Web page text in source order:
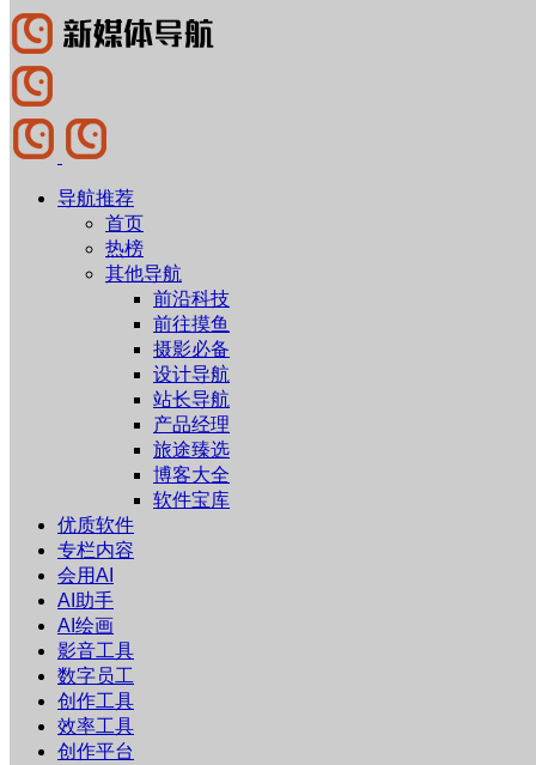
导航推荐
首页
热榜
其他导航
前沿科技
前往摸鱼
摄影必备
设计导航
站长导航
产品经理
旅途臻选
博客大全
软件宝库
优质软件
专栏内容
会用AI
AI助手
AI绘画
影音工具
数字员工
创作工具
效率工具
创作平台